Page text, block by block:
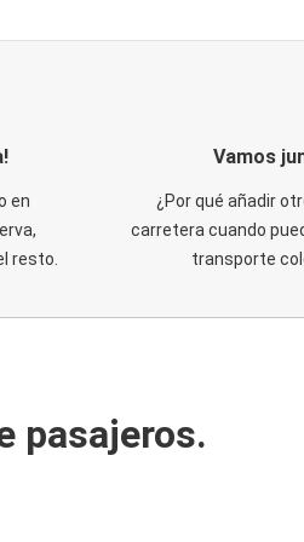
en
resto.
Vamos
¿Por qué añadir
carretera cuando
transporte
pasajeros.